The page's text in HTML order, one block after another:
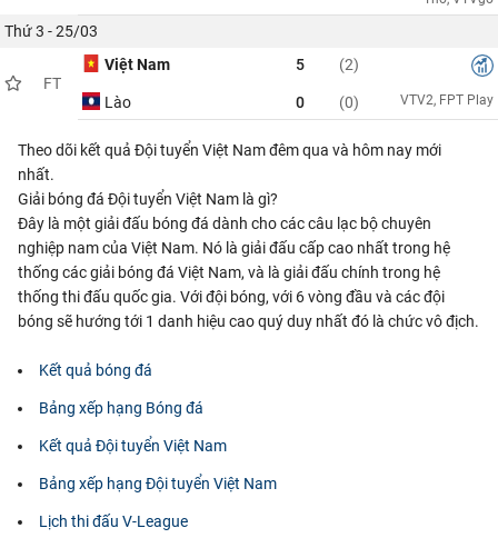
Thứ 3 - 25/03
FT
Việt Nam 5 (2)
Lào 0 (0) VTV2, FPT Play
Theo dõi kết quả Đội tuyển Việt Nam đêm qua và hôm nay mới
nhất.
Giải bóng đá Đội tuyển Việt Nam là gì?
Đây là một giải đấu bóng đá dành cho các câu lạc bộ chuyên
nghiệp nam của Việt Nam. Nó là giải đấu cấp cao nhất trong hệ
thống các giải bóng đá Việt Nam, và là giải đấu chính trong hệ
thống thi đấu quốc gia. Với đội bóng, với 6 vòng đầu và các đội
bóng sẽ hướng tới 1 danh hiệu cao quý duy nhất đó là chức vô địch.
Kết quả bóng đá
Bảng xếp hạng Bóng đá
Kết quả Đội tuyển Việt Nam
Bảng xếp hạng Đội tuyển Việt Nam
Lịch thi đấu V-League